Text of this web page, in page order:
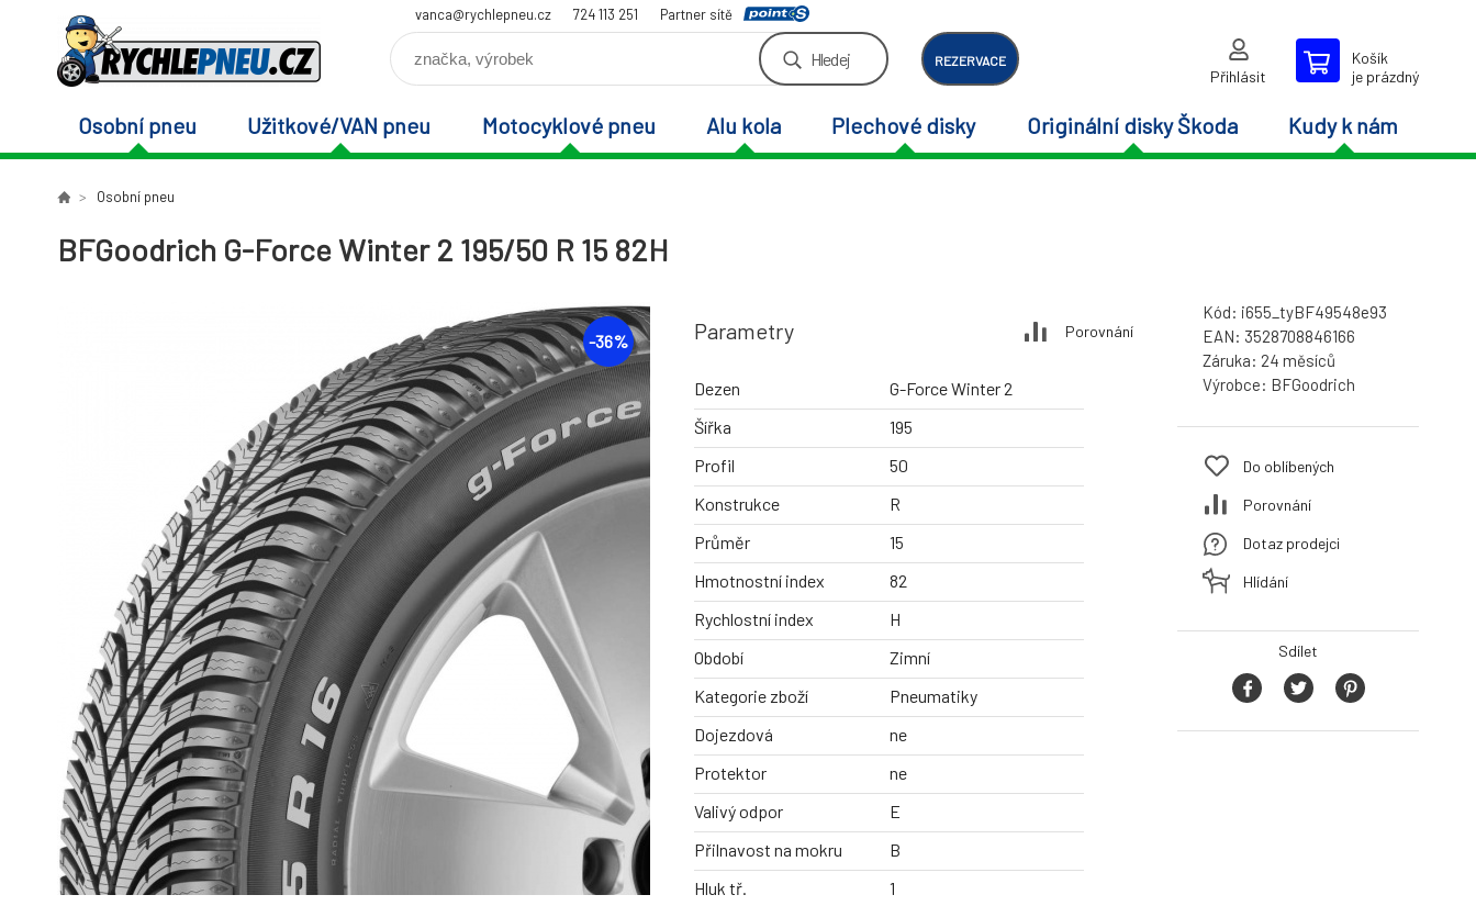
vanca@rychlepneu.cz 724 113 251 Partner sítě
Hledej REZERVACE
Přihlásit
Košík
je prázdný
Osobní pneu Užitkové/VAN pneu Motocyklové pneu Alu kola Plechové disky Originální disky Škoda Kudy k nám
Osobní pneu
BFGoodrich G-Force Winter 2 195/50 R 15 82H
-36% Parametry Porovnání
Dezen
G-Force Winter 2
Šířka
195
Profil
50
Konstrukce
R
Průměr
15
Hmotnostní index
82
Rychlostní index
H
Období
Zimní
Kategorie zboží
Pneumatiky
Dojezdová
ne
Protektor
ne
Valivý odpor
E
Přilnavost na mokru
B
Hluk tř.
1
Kód: i655_tyBF49548e93
EAN: 3528708846166
Záruka: 24 měsíců
Výrobce: BFGoodrich
Do oblíbených
Porovnání
Dotaz prodejci
Hlídání
Sdílet